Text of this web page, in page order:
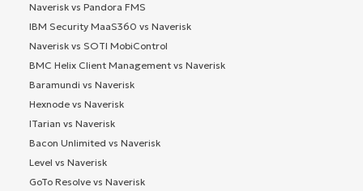
Naverisk vs Pandora FMS
IBM Security MaaS360 vs Naverisk
Naverisk vs SOTI MobiControl
BMC Helix Client Management vs Naverisk
Baramundi vs Naverisk
Hexnode vs Naverisk
ITarian vs Naverisk
Bacon Unlimited vs Naverisk
Level vs Naverisk
GoTo Resolve vs Naverisk